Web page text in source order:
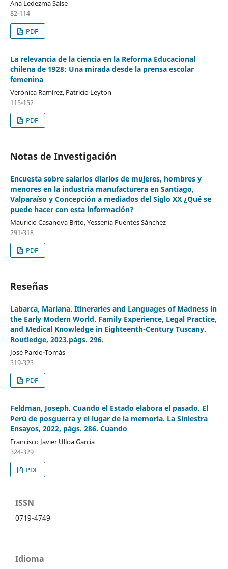
Ana Ledezma Salse
82-114
PDF
La relevancia de la ciencia en la Reforma Educacional
chilena de 1928: Una mirada desde la prensa escolar
femenina
Verónica Ramírez, Patricio Leyton
115-152
PDF
Notas de Investigación
Encuesta sobre salarios diarios de mujeres, hombres y
menores en la industria manufacturera en Santiago,
Valparaíso y Concepción a mediados del Siglo XX ¿Qué se
puede hacer con esta información?
Mauricio Casanova Brito, Yessenia Puentes Sánchez
291-318
PDF
Reseñas
Labarca, Mariana. Itineraries and Languages of Madness in
the Early Modern World. Family Experience, Legal Practice,
and Medical Knowledge in Eighteenth-Century Tuscany.
Routledge, 2023.págs. 296.
José Pardo-Tomás
319-323
PDF
Feldman, Joseph. Cuando el Estado elabora el pasado. El
Perú de posguerra y el lugar de la memoria. La Siniestra
Ensayos, 2022, págs. 286. Cuando
Francisco Javier Ulloa Garcia
324-329
PDF
ISSN
0719-4749
Idioma